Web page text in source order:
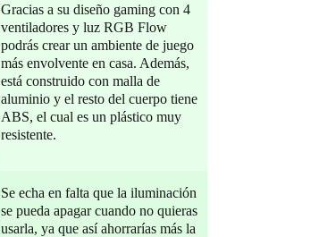
Gracias a su diseño gaming con 4
ventiladores y luz RGB Flow
podrás crear un ambiente de juego
más envolvente en casa. Además,
está construido con malla de
aluminio y el resto del cuerpo tiene
ABS, el cual es un plástico muy
resistente.
Se echa en falta que la iluminación
se pueda apagar cuando no quieras
usarla, ya que así ahorrarías más la